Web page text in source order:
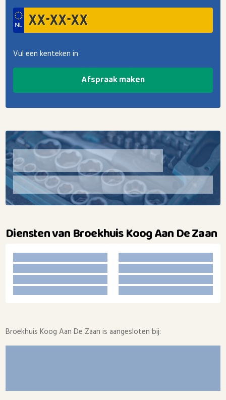
Vul een kenteken in
Afspraak maken
Diensten van Broekhuis Koog Aan De Zaan
Broekhuis Koog Aan De Zaan is aangesloten bij: